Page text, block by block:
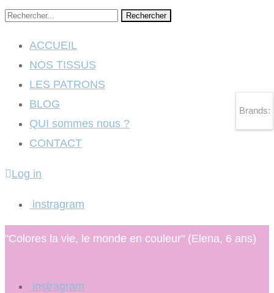
Rechercher
ACCUEIL
NOS TISSUS
LES PATRONS
BLOG
QUI sommes nous ?
CONTACT
Log in
instragram
"Colores la vie, le monde en couleur" (Elena, 6 ans)
instragram
Brands: